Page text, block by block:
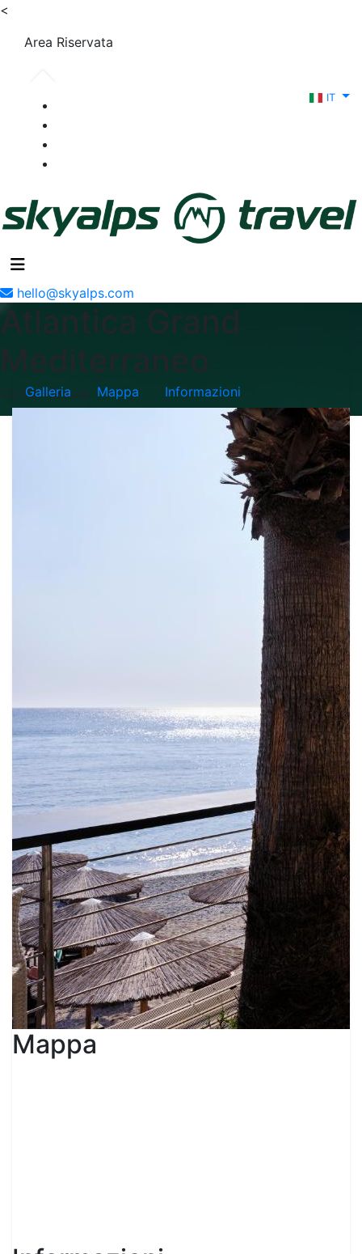
<
Area Riservata
IT
hello@skyalps.com
Atlantica Grand
Mediterraneo
Corfù - Grecia
Galleria Mappa Informazioni
Mappa